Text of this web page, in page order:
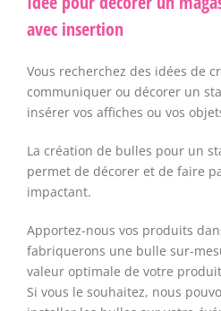
avec insertion
Vous recherchez des idées de
communiquer ou décorer un
insérer vos affiches ou vos
La création de bulles pour un
permet de décorer et de faire
impactant.
Apportez-nous vos produits
fabriquerons une bulle sur-
valeur optimale de votre
Si vous le souhaitez, nous